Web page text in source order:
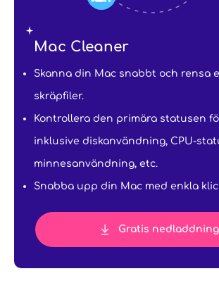
Mac Cleaner
Skanna din Mac snabbt och rensa
skräpfiler.
Kontrollera den primära statusen
inklusive diskanvändning, CPU-
minnesanvändning, etc.
Snabba upp din Mac med enkla
Gratis nedladdning